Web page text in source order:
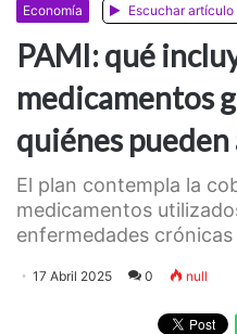
Economía Escuchar artículo
PAMI: qué
medicamentos
quiénes pueden
El plan contempla la
medicamentos
enfermedades crónicas
17 Abril 2025 0 null